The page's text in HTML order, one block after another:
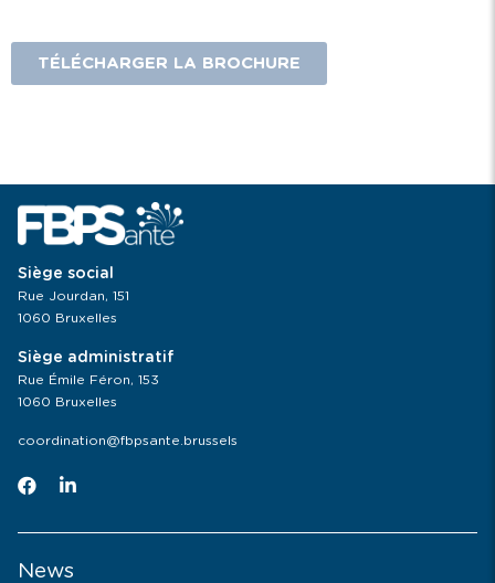
TÉLÉCHARGER LA BROCHURE
Siège social
Rue Jourdan, 151
1060 Bruxelles
Siège administratif
Rue Émile Féron, 153
1060 Bruxelles
coordination@fbpsante.brussels
News